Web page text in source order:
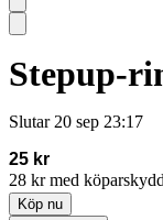
Stepup-
Slutar 20 sep 23:17
25 kr
28 kr med
Köp nu